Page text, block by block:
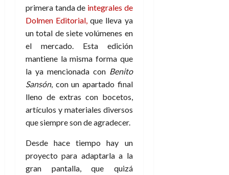
primera tanda de integrales de
Dolmen Editorial, que lleva ya
un total de siete volúmenes en
el mercado. Esta edición
mantiene la misma forma que
la ya mencionada con Benito
Sansón, con un apartado final
lleno de extras con bocetos,
artículos y materiales diversos
que siempre son de agradecer.
Desde hace tiempo hay un
proyecto para adaptarla a la
gran pantalla, que quizá